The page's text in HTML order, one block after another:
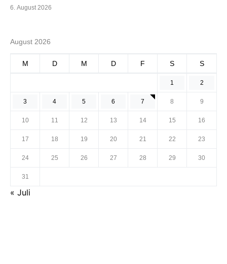
6. August 2026
August 2026
M D M D F S S
1 2
3 4 5 6 7 8 9
10 11 12 13 14 15 16
17 18 19 20 21 22 23
24 25 26 27 28 29 30
31
« Juli